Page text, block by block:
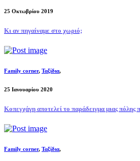
25 Οκτωβρίου 2019
Κι αν πηγαίναμε στο χωριό;
Family corner, Ταξίδια,
25 Ιανουαρίου 2020
Κοπεγχάγη αποτελεί το παράδειγμα μιας πόλης
Family corner, Ταξίδια,